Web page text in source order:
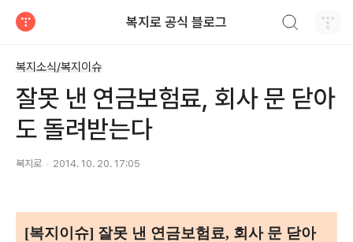
복지로 공식 블로그
복지소식/복지이슈
잘못 낸 연금보험료, 회사 문 닫아
도 돌려받는다
복지로 2014. 10. 20. 17:05
[복지이슈] 잘못 낸 연금보험료, 회사 문 닫아